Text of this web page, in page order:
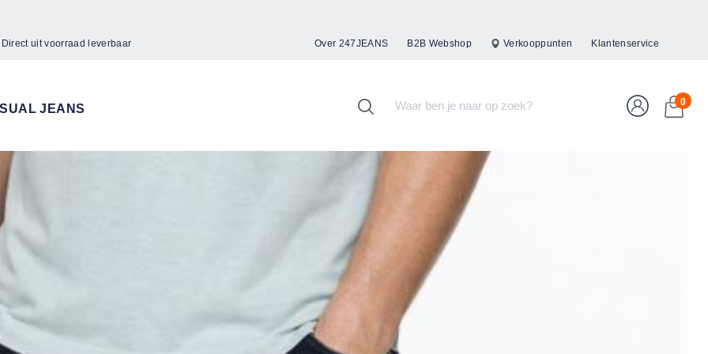
Direct uit voorraad leverbaar Over 247JEANS B2B Webshop Verkooppunten Klantenservice
JEANS
0